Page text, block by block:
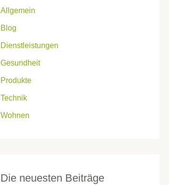
Allgemein
Blog
Dienstleistungen
Gesundheit
Produkte
Technik
Wohnen
Die neuesten Beiträge